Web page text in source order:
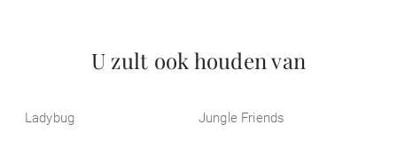
U zult ook houden van
Ladybug Jungle Friends